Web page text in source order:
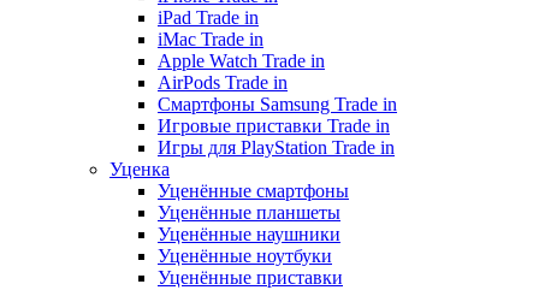
iPad Trade in
iMac Trade in
Apple Watch Trade in
AirPods Trade in
Смартфоны Samsung Trade in
Игровые приставки Trade in
Игры для PlayStation Trade in
Уценка
Уценённые смартфоны
Уценённые планшеты
Уценённые наушники
Уценённые ноутбуки
Уценённые приставки